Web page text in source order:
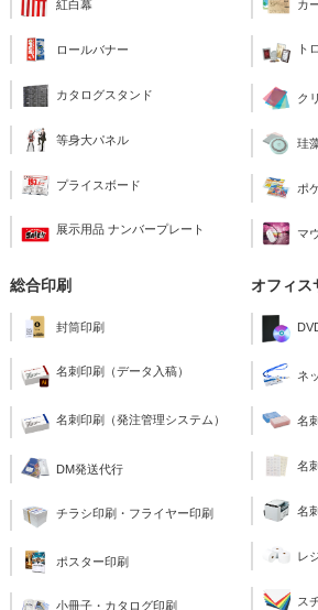
紅白幕
ロールバナー
カタログスタンド
等身大パネル
プライスボード
展示用品 ナンバープレート
カ
ト
ク
珪
ポ
マ
総合印刷
封筒印刷
名刺印刷（データ入稿）
名刺印刷（発注管理システム）
DM発送代行
チラシ印刷・フライヤー印刷
ポスター印刷
小冊子・カタログ印刷
オフィス
ネ
名
名
名
レ
ス